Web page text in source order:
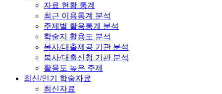
자료 현황 통계
최근 이용통계 분석
주제별 활용통계 분석
학술지 활용도 분석
복사/대출제공 기관 분석
복사/대출신청 기관 분석
활용도 높은 주제
최신/인기 학술자료
최신자료